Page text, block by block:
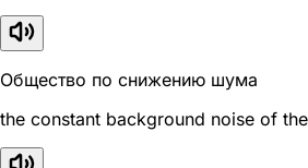
Общество по снижению шума
the constant background noise of